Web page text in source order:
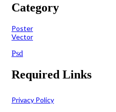
Category
Poster
Vector
Psd
Required Links
Privacy Policy